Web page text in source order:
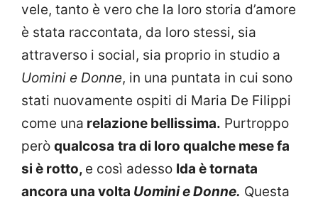
vele, tanto è vero che la loro storia d’amore
è stata raccontata, da loro stessi, sia
attraverso i social, sia proprio in studio a
Uomini e Donne, in una puntata in cui sono
stati nuovamente ospiti di Maria De Filippi
come una relazione bellissima. Purtroppo
però qualcosa tra di loro qualche mese fa
si è rotto, e così adesso Ida è tornata
ancora una volta Uomini e Donne. Questa